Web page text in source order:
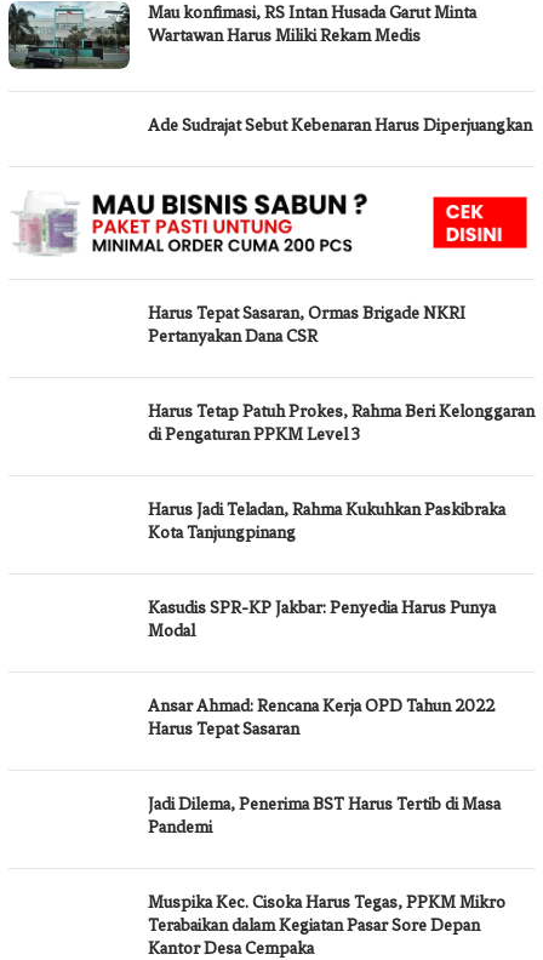
Mau konfimasi, RS Intan Husada Garut Minta
Wartawan Harus Miliki Rekam Medis
Ade Sudrajat Sebut Kebenaran Harus Diperjuangkan
Harus Tepat Sasaran, Ormas Brigade NKRI
Pertanyakan Dana CSR
Harus Tetap Patuh Prokes, Rahma Beri Kelonggaran
di Pengaturan PPKM Level 3
Harus Jadi Teladan, Rahma Kukuhkan Paskibraka
Kota Tanjungpinang
Kasudis SPR-KP Jakbar: Penyedia Harus Punya
Modal
Ansar Ahmad: Rencana Kerja OPD Tahun 2022
Harus Tepat Sasaran
Jadi Dilema, Penerima BST Harus Tertib di Masa
Pandemi
Muspika Kec. Cisoka Harus Tegas, PPKM Mikro
Terabaikan dalam Kegiatan Pasar Sore Depan
Kantor Desa Cempaka